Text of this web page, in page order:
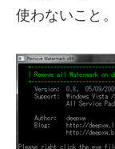
使わないこと。